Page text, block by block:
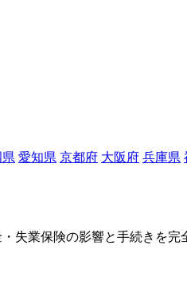
愛知県 京都府 大阪府 兵庫県
失業保険の影響と手続きを完